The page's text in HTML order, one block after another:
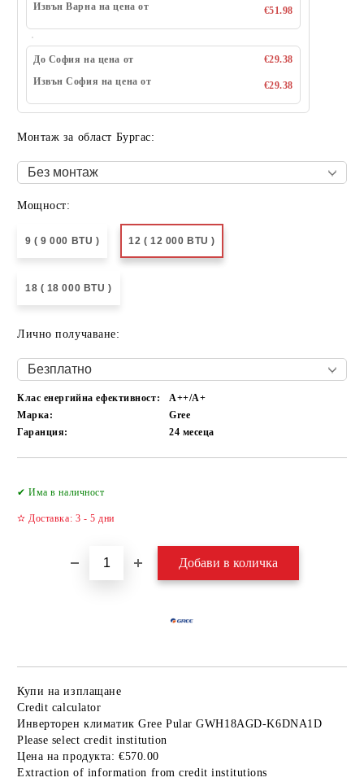
Извън Варна на цена от
€51.98
До София на цена от
€29.38
Извън София на цена от
€29.38
Монтаж за област Бургас:
Мощност:
9 ( 9 000 BTU ) 12 ( 12 000 BTU )
18 ( 18 000 BTU )
Лично получаване:
Клас енергийна ефективност:
А++/A+
Марка:
Gree
Гаранция:
24 месеца
✔ Има в наличност
✫ Доставка: 3 - 5 дни
Купи на изплащане
Credit calculator
Инверторен климатик Gree Pular GWH18AGD-K6DNA1D
Please select credit institution
Цена на продукта: €570.00
Extraction of information from credit institutions